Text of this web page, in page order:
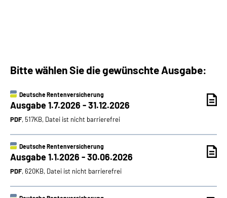
Mein Kundenportal
Bitte wählen Sie die gewünschte Ausgabe:
Deutsche Rentenversicherung
Ausgabe 1.7.2026 - 31.12.2026
PDF, 517KB, Datei ist nicht barrierefrei
Deutsche Rentenversicherung
Ausgabe 1.1.2026 - 30.06.2026
PDF, 620KB, Datei ist nicht barrierefrei